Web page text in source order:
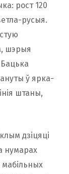
рост 120
русыя.
шэрыя
ў ярка-
штаны,
дзіцяці
нумарах
мабільных